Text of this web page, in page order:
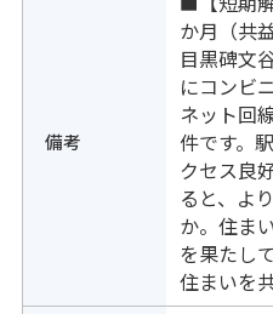
備考
か月（共
目黒碑文
にコンビ
ネット回
件です。
クセス良
ると、よ
か。住ま
を果たし
住まいを